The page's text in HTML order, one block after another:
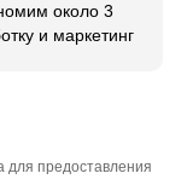
около 3
и маркетинг
предоставления